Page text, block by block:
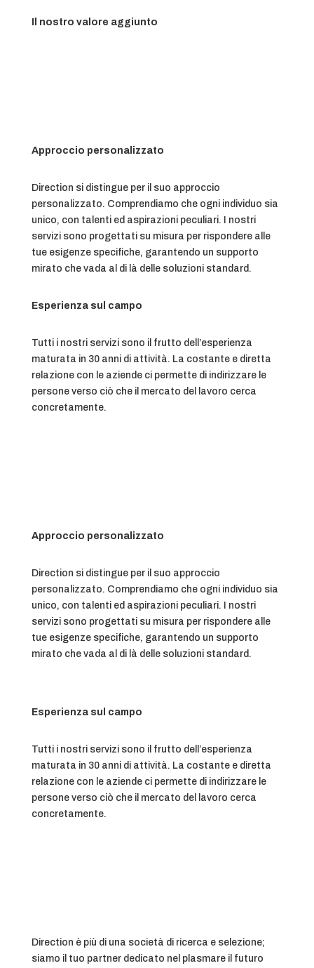
Il nostro valore aggiunto
Approccio personalizzato
Direction si distingue per il suo approccio
personalizzato. Comprendiamo che ogni individuo sia
unico, con talenti ed aspirazioni peculiari. I nostri
servizi sono progettati su misura per rispondere alle
tue esigenze specifiche, garantendo un supporto
mirato che vada al di là delle soluzioni standard.
Esperienza sul campo
Tutti i nostri servizi sono il frutto dell’esperienza
maturata in 30 anni di attività. La costante e diretta
relazione con le aziende ci permette di indirizzare le
persone verso ciò che il mercato del lavoro cerca
concretamente.
Approccio personalizzato
Direction si distingue per il suo approccio
personalizzato. Comprendiamo che ogni individuo sia
unico, con talenti ed aspirazioni peculiari. I nostri
servizi sono progettati su misura per rispondere alle
tue esigenze specifiche, garantendo un supporto
mirato che vada al di là delle soluzioni standard.
Esperienza sul campo
Tutti i nostri servizi sono il frutto dell’esperienza
maturata in 30 anni di attività. La costante e diretta
relazione con le aziende ci permette di indirizzare le
persone verso ciò che il mercato del lavoro cerca
concretamente.
Direction è più di una società di ricerca e selezione;
siamo il tuo partner dedicato nel plasmare il futuro